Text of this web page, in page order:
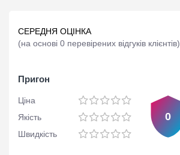
СЕРЕДНЯ ОЦІНКА
(на основі 0 перевірених відгуків клієнтів)
Пригон
Ціна
Якість
Швидкість
0